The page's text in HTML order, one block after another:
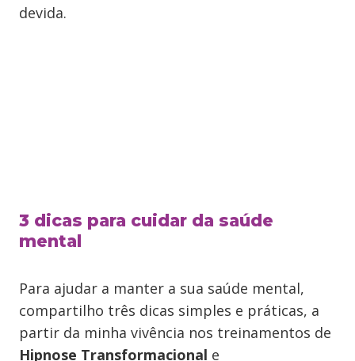
devida.
3 dicas para cuidar da saúde
mental
Para ajudar a manter a sua saúde mental,
compartilho três dicas simples e práticas, a
partir da minha vivência nos treinamentos de
Hipnose Transformacional e